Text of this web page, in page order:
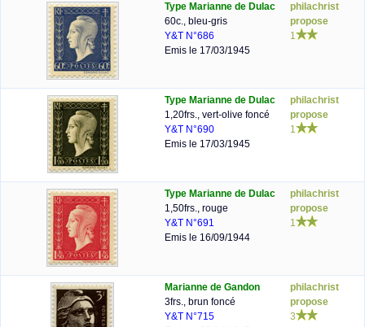
Type Marianne de Dulac
60c., bleu-gris
Y&T N°686
Emis le 17/03/1945
philachrist
propose
1
Type Marianne de Dulac
1,20frs., vert-olive foncé
Y&T N°690
Emis le 17/03/1945
philachrist
propose
1
Type Marianne de Dulac
1,50frs., rouge
Y&T N°691
Emis le 16/09/1944
philachrist
propose
1
Marianne de Gandon
3frs., brun foncé
Y&T N°715
philachrist
propose
3